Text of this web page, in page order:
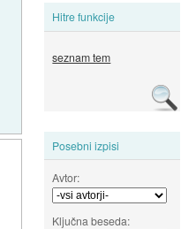
Hitre funkcije
seznam tem
Posebni izpisi
Avtor:
Ključna beseda: